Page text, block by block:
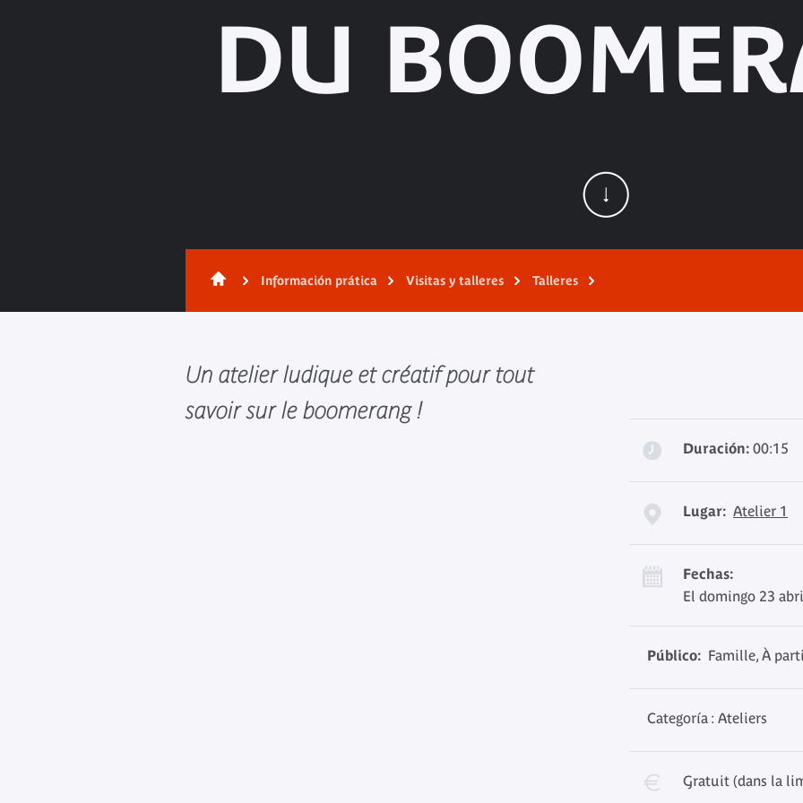
DU
Información prática Visitas y talleres Talleres
Un atelier ludique et créatif pour tout
savoir sur le boomerang !
Duración: 00:15
Lugar: Atelier 1
Fechas:
El domingo 23
Público: Famille, À
Categoría : Ateliers
Gratuit (dans la